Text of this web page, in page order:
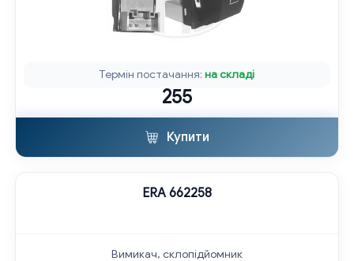
Термін постачання:на складі
255
Купити
ERA 662258
Вимикач, склопідйомник